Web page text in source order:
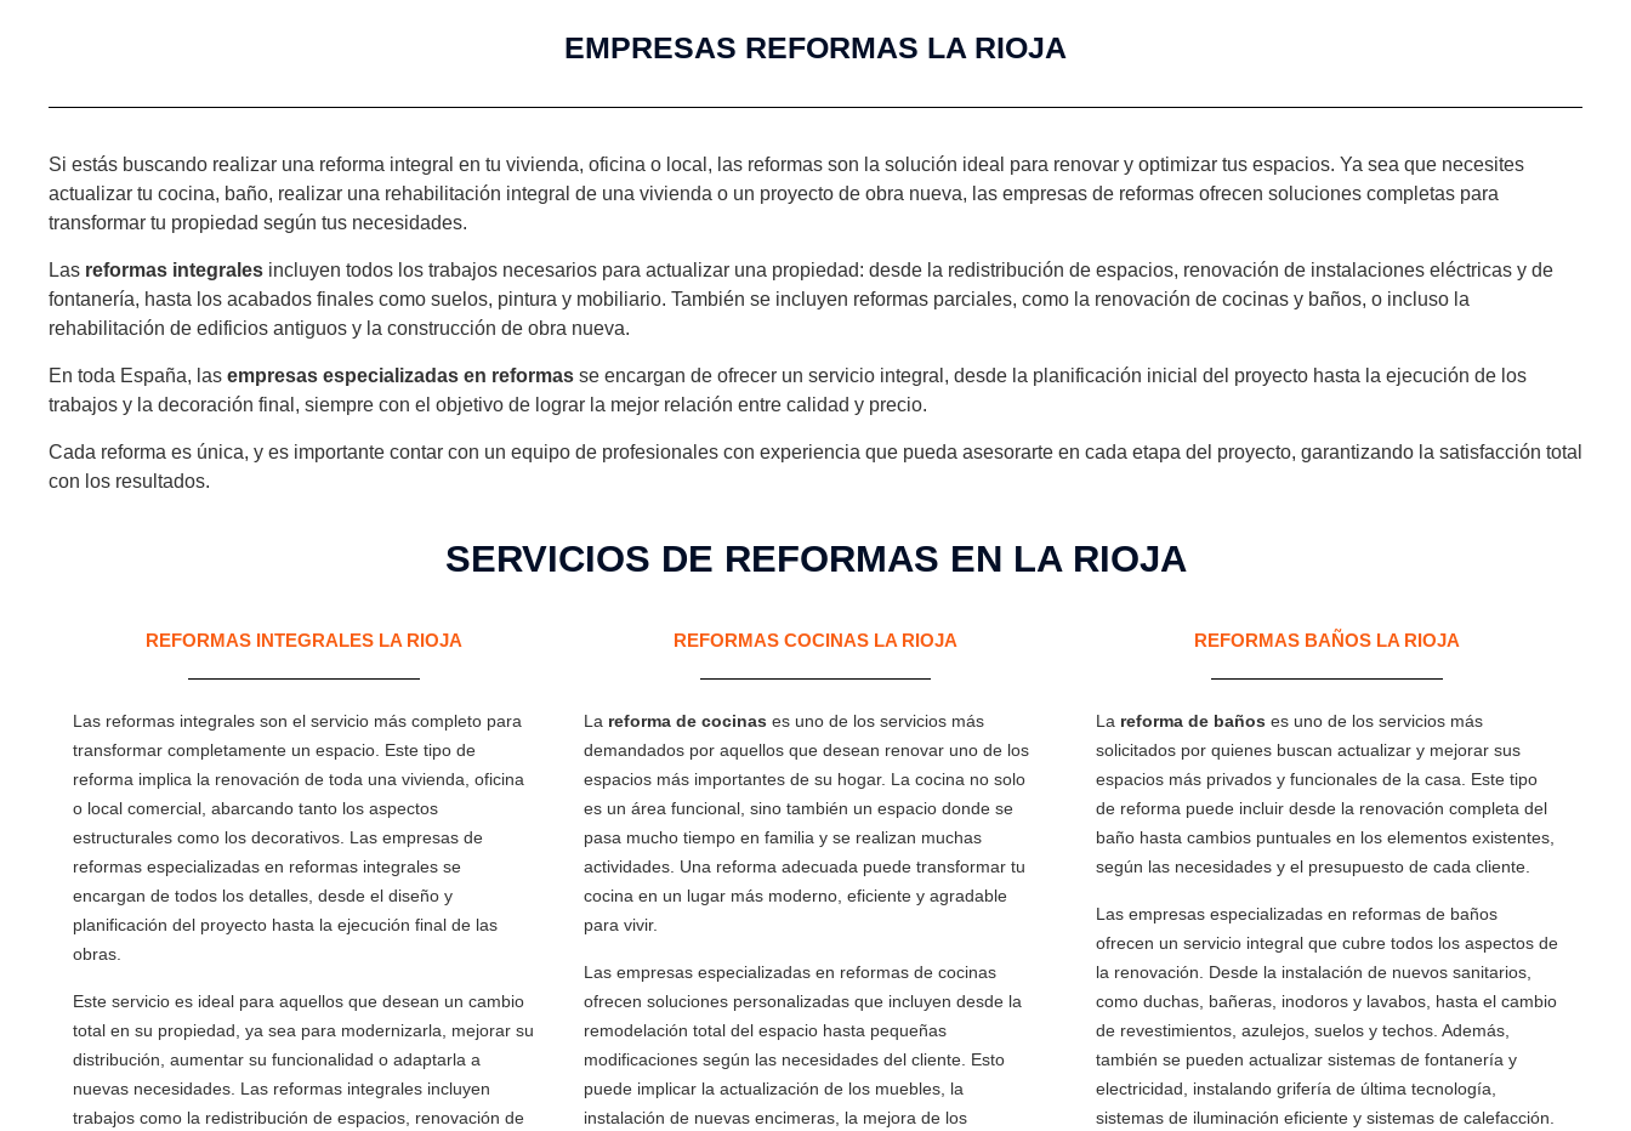
EMPRESAS REFORMAS LA RIOJA
Si estás buscando realizar una reforma integral en tu vivienda, oficina o local, las reformas son la solución ideal para renovar y optimizar tus espacios. Ya sea que necesites
actualizar tu cocina, baño, realizar una rehabilitación integral de una vivienda o un proyecto de obra nueva, las empresas de reformas ofrecen soluciones completas para
transformar tu propiedad según tus necesidades.
Las reformas integrales incluyen todos los trabajos necesarios para actualizar una propiedad: desde la redistribución de espacios, renovación de instalaciones eléctricas y de
fontanería, hasta los acabados finales como suelos, pintura y mobiliario. También se incluyen reformas parciales, como la renovación de cocinas y baños, o incluso la
rehabilitación de edificios antiguos y la construcción de obra nueva.
En toda España, las empresas especializadas en reformas se encargan de ofrecer un servicio integral, desde la planificación inicial del proyecto hasta la ejecución de los
trabajos y la decoración final, siempre con el objetivo de lograr la mejor relación entre calidad y precio.
Cada reforma es única, y es importante contar con un equipo de profesionales con experiencia que pueda asesorarte en cada etapa del proyecto, garantizando la satisfacción total
con los resultados.
SERVICIOS DE REFORMAS EN LA RIOJA
REFORMAS INTEGRALES LA RIOJA
Las reformas integrales son el servicio más completo para
transformar completamente un espacio. Este tipo de
reforma implica la renovación de toda una vivienda, oficina
o local comercial, abarcando tanto los aspectos
estructurales como los decorativos. Las empresas de
reformas especializadas en reformas integrales se
encargan de todos los detalles, desde el diseño y
planificación del proyecto hasta la ejecución final de las
obras.
Este servicio es ideal para aquellos que desean un cambio
total en su propiedad, ya sea para modernizarla, mejorar su
distribución, aumentar su funcionalidad o adaptarla a
nuevas necesidades. Las reformas integrales incluyen
trabajos como la redistribución de espacios, renovación de
REFORMAS COCINAS LA RIOJA
La reforma de cocinas es uno de los servicios más
demandados por aquellos que desean renovar uno de los
espacios más importantes de su hogar. La cocina no solo
es un área funcional, sino también un espacio donde se
pasa mucho tiempo en familia y se realizan muchas
actividades. Una reforma adecuada puede transformar tu
cocina en un lugar más moderno, eficiente y agradable
para vivir.
Las empresas especializadas en reformas de cocinas
ofrecen soluciones personalizadas que incluyen desde la
remodelación total del espacio hasta pequeñas
modificaciones según las necesidades del cliente. Esto
puede implicar la actualización de los muebles, la
instalación de nuevas encimeras, la mejora de los
REFORMAS BAÑOS LA RIOJA
La reforma de baños es uno de los servicios más
solicitados por quienes buscan actualizar y mejorar sus
espacios más privados y funcionales de la casa. Este tipo
de reforma puede incluir desde la renovación completa del
baño hasta cambios puntuales en los elementos existentes,
según las necesidades y el presupuesto de cada cliente.
Las empresas especializadas en reformas de baños
ofrecen un servicio integral que cubre todos los aspectos de
la renovación. Desde la instalación de nuevos sanitarios,
como duchas, bañeras, inodoros y lavabos, hasta el cambio
de revestimientos, azulejos, suelos y techos. Además,
también se pueden actualizar sistemas de fontanería y
electricidad, instalando grifería de última tecnología,
sistemas de iluminación eficiente y sistemas de calefacción.